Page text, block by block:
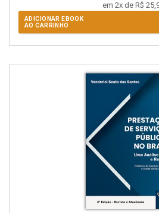
em 2x de R$
ADICIONAR EBOOK
AO CARRINHO